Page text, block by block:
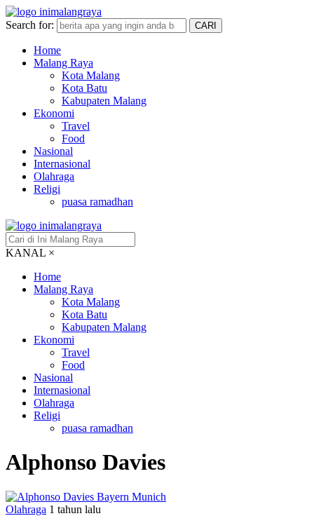
Search for: CARI
Home
Malang Raya
Kota Malang
Kota Batu
Kabupaten Malang
Ekonomi
Travel
Food
Nasional
Internasional
Olahraga
Religi
puasa ramadhan
KANAL ×
Home
Malang Raya
Kota Malang
Kota Batu
Kabupaten Malang
Ekonomi
Travel
Food
Nasional
Internasional
Olahraga
Religi
puasa ramadhan
Alphonso Davies
Olahraga 1 tahun lalu